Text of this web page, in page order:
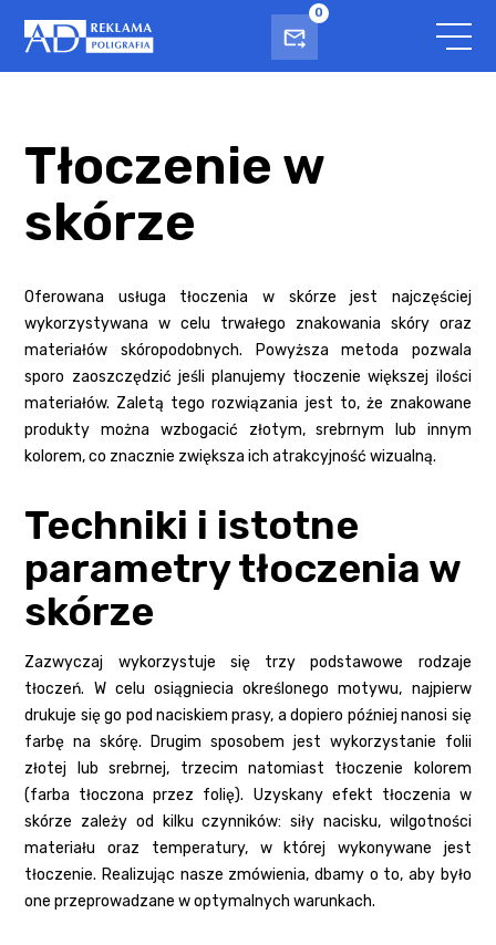
0
Tłoczenie w
skórze
Oferowana usługa tłoczenia w skórze jest najczęściej
wykorzystywana w celu trwałego znakowania skóry oraz
materiałów skóropodobnych. Powyższa metoda pozwala
sporo zaoszczędzić jeśli planujemy tłoczenie większej ilości
materiałów. Zaletą tego rozwiązania jest to, że znakowane
produkty można wzbogacić złotym, srebrnym lub innym
kolorem, co znacznie zwiększa ich atrakcyjność wizualną.
Techniki i istotne
parametry tłoczenia w
skórze
Zazwyczaj wykorzystuje się trzy podstawowe rodzaje
tłoczeń. W celu osiągniecia określonego motywu, najpierw
drukuje się go pod naciskiem prasy, a dopiero później nanosi się
farbę na skórę. Drugim sposobem jest wykorzystanie folii
złotej lub srebrnej, trzecim natomiast tłoczenie kolorem
(farba tłoczona przez folię). Uzyskany efekt tłoczenia w
skórze zależy od kilku czynników: siły nacisku, wilgotności
materiału oraz temperatury, w której wykonywane jest
tłoczenie. Realizując nasze zmówienia, dbamy o to, aby było
one przeprowadzane w optymalnych warunkach.